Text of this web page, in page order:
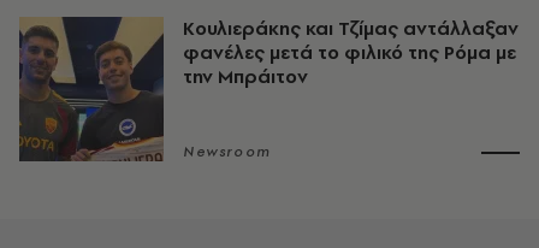
Κουλιεράκης και Τζίμας αντάλλαξαν
φανέλες μετά το φιλικό της Ρόμα με
την Μπράιτον
Newsroom